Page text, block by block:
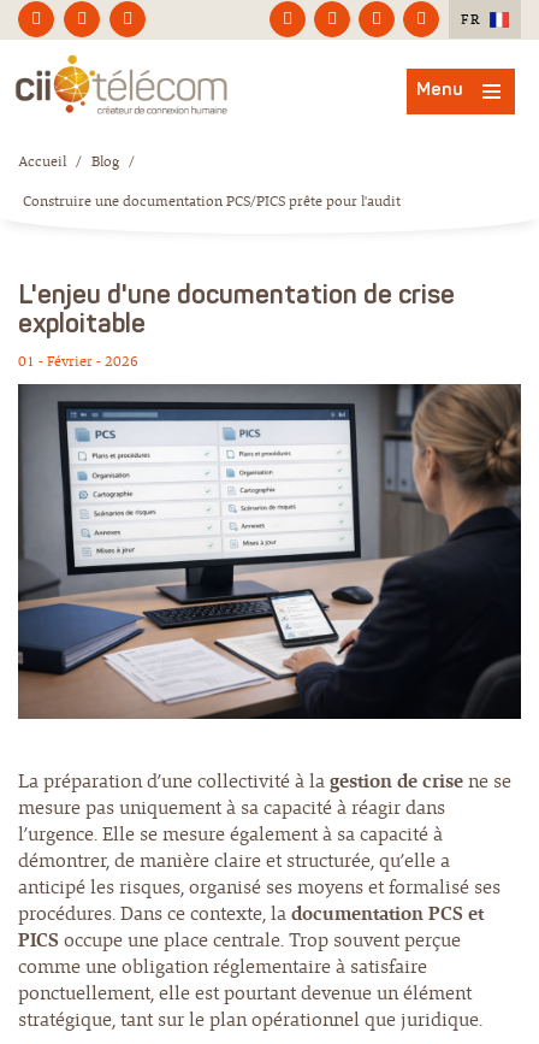
FR
Menu
Accueil / Blog /
Construire une documentation PCS/PICS prête pour l'audit
L'enjeu d'une documentation de crise
exploitable
01 - Février - 2026
La préparation d’une collectivité à lagestion de crisene se
mesure pas uniquement à sa capacité à réagir dans
l’urgence. Elle se mesure également à sa capacité à
démontrer, de manière claire et structurée, qu’elle a
anticipé les risques, organisé ses moyens et formalisé ses
procédures. Dans ce contexte, ladocumentation PCS et
PICS occupe une place centrale. Trop souvent perçue
comme une obligation réglementaire à satisfaire
ponctuellement, elle est pourtant devenue un élément
stratégique, tant sur le plan opérationnel que juridique.